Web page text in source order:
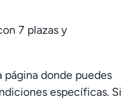
7 plazas y
página donde puedes
específicas. Si